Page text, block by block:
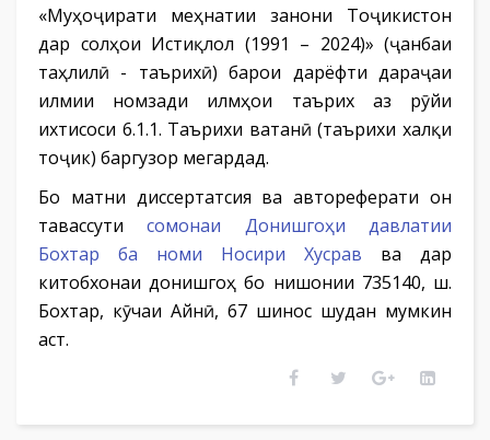
«Муҳоҷирати меҳнатии занони Тоҷикистон
дар солҳои Истиқлол (1991 – 2024)» (ҷанбаи
таҳлилӣ - таърихӣ) барои дарёфти дараҷаи
илмии номзади илмҳои таърих аз рӯйи
ихтисоси 6.1.1. Таърихи ватанӣ (таърихи халқи
тоҷик) баргузор мегардад.
Бо матни диссертатсия ва автореферати он
тавассути сомонаи Донишгоҳи давлатии
Бохтар ба номи Носири Хусрав ва дар
китобхонаи донишгоҳ бо нишонии 735140, ш.
Бохтар, кӯчаи Айнӣ, 67 шинос шудан мумкин
аст.